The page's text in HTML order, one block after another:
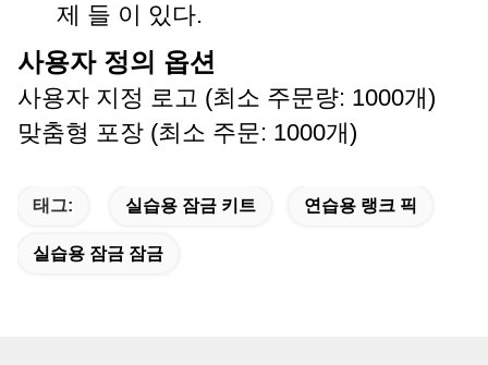
제 들 이 있다.
사용자 정의 옵션
사용자 지정 로고 (최소 주문량: 1000개)
맞춤형 포장 (최소 주문: 1000개)
태그: 실습용 잠금 키트 연습용 랭크 픽
실습용 잠금 잠금